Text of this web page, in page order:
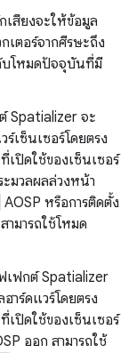
เสียงจะให้ข้อมูล
เตอร์จากศีรษะถึง
บโหมดปัจจุบันที่มี
Spatializer จะ
เซ็นเซอร์โดยตรง
เปิดใช้ของเซ็นเซอร์
มวลผลล่วงหน้า
AOSP หรือการติดตั้ง
มารถใช้โหมด
เฟกต์ Spatializer
าร์ดแวร์โดยตรง
เปิดใช้ของเซ็นเซอร์
ออก สามารถใช้